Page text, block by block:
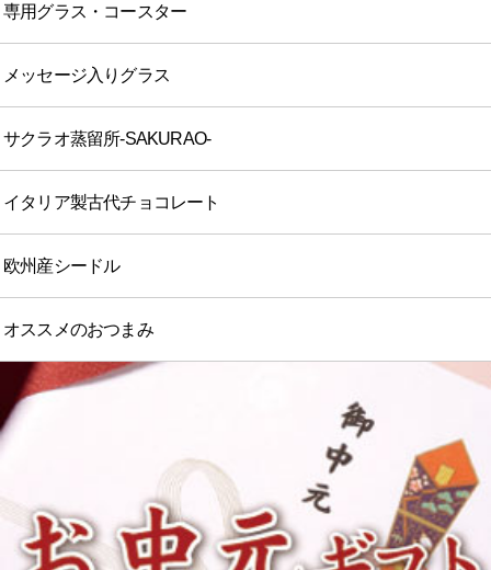
専用グラス・コースター
メッセージ入りグラス
サクラオ蒸留所-SAKURAO-
イタリア製古代チョコレート
欧州産シードル
オススメのおつまみ